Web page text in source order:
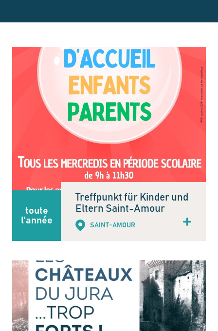
toute
l'année
Treffpunkt für Kinder und
Eltern Saint-Amour
SAINT-AMOUR